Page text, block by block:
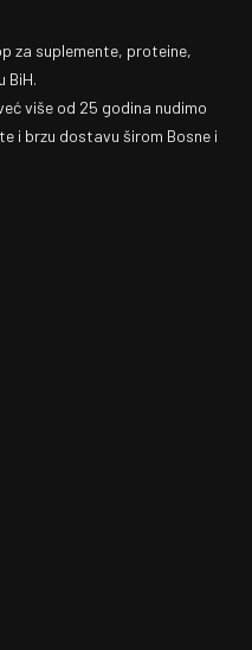
za suplemente, proteine,
BiH.
više od 25 godina nudimo
i brzu dostavu širom Bosne i